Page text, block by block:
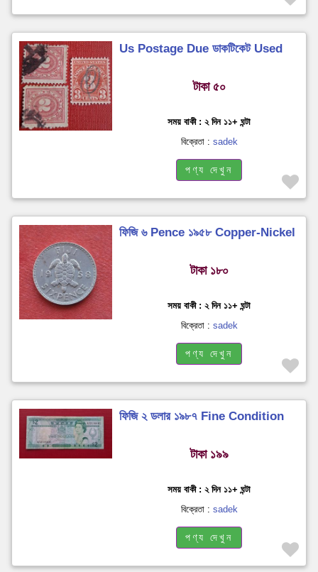
Us Postage Due ডাকটিকেট Used
টাকা ৫০
সময় বাকী : ২ দিন ১১+ ঘন্টা
বিক্রেতা : sadek
পণ্য দেখুন
ফিজি ৬ Pence ১৯৫৮ Copper-Nickel
টাকা ১৮০
সময় বাকী : ২ দিন ১১+ ঘন্টা
বিক্রেতা : sadek
পণ্য দেখুন
ফিজি ২ ডলার ১৯৮৭ Fine Condition
টাকা ১৯৯
সময় বাকী : ২ দিন ১১+ ঘন্টা
বিক্রেতা : sadek
পণ্য দেখুন